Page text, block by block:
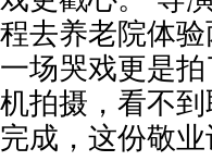
程去养老院体
一场哭戏更是
机拍摄，看不
完成，这份敬